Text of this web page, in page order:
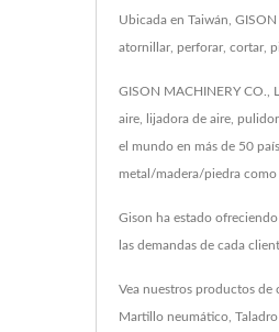
Ubicada en Taiwán,
atornillar, perforar, cortar,
GISON MACHINERY CO.,
aire, lijadora de aire,
el mundo en más de 50
metal/madera/piedra
Gison ha estado
las demandas de cada
Vea nuestros productos de
Martillo neumático